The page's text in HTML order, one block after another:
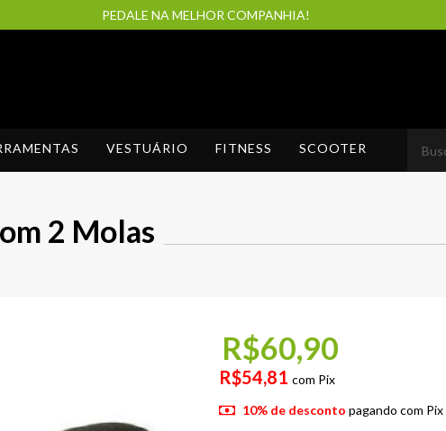
PEDALE NA MELHOR COMPANHIA!
VESTUÁRIO FITNESS SCOOTER
2 Molas
R$60,90
R$54,81 com Pix
10% de desconto pagando com Pix